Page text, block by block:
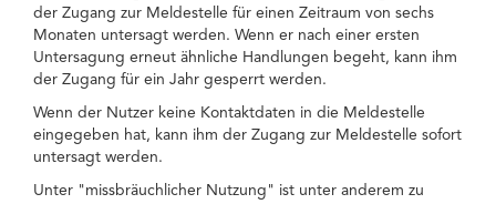
der Zugang zur Meldestelle für einen Zeitraum von sechs
Monaten untersagt werden. Wenn er nach einer ersten
Untersagung erneut ähnliche Handlungen begeht, kann ihm
der Zugang für ein Jahr gesperrt werden.
Wenn der Nutzer keine Kontaktdaten in die Meldestelle
eingegeben hat, kann ihm der Zugang zur Meldestelle sofort
untersagt werden.
Unter "missbräuchlicher Nutzung" ist unter anderem zu